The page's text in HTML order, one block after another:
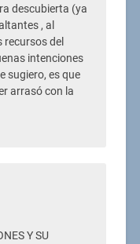
descubierta (ya
, al
recursos del
intenciones
sugiero, es que
arrasó con la
Y SU